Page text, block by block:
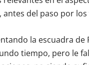
antes del paso por
la escuadra de
tiempo, pero le